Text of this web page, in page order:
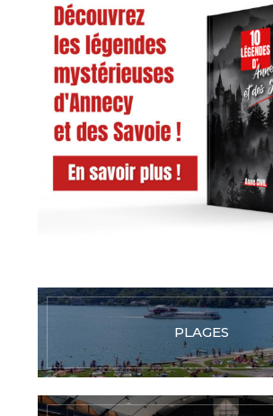
PLAGES